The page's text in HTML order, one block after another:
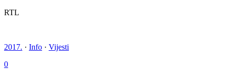
RTL
2017. · Info · Vijesti
0